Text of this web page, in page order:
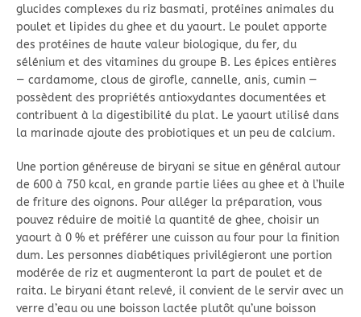
glucides complexes du riz basmati, protéines animales du
poulet et lipides du ghee et du yaourt. Le poulet apporte
des protéines de haute valeur biologique, du fer, du
sélénium et des vitamines du groupe B. Les épices entières
— cardamome, clous de girofle, cannelle, anis, cumin —
possèdent des propriétés antioxydantes documentées et
contribuent à la digestibilité du plat. Le yaourt utilisé dans
la marinade ajoute des probiotiques et un peu de calcium.
Une portion généreuse de biryani se situe en général autour
de 600 à 750 kcal, en grande partie liées au ghee et à l’huile
de friture des oignons. Pour alléger la préparation, vous
pouvez réduire de moitié la quantité de ghee, choisir un
yaourt à 0 % et préférer une cuisson au four pour la finition
dum. Les personnes diabétiques privilégieront une portion
modérée de riz et augmenteront la part de poulet et de
raita. Le biryani étant relevé, il convient de le servir avec un
verre d’eau ou une boisson lactée plutôt qu’une boisson